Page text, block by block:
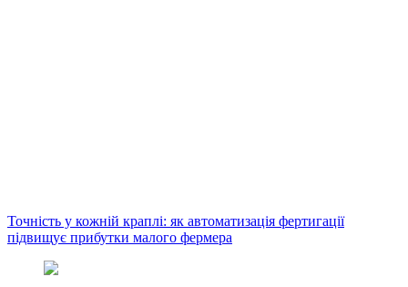
Точність у кожній краплі: як автоматизація фертигації
підвищує прибутки малого фермера